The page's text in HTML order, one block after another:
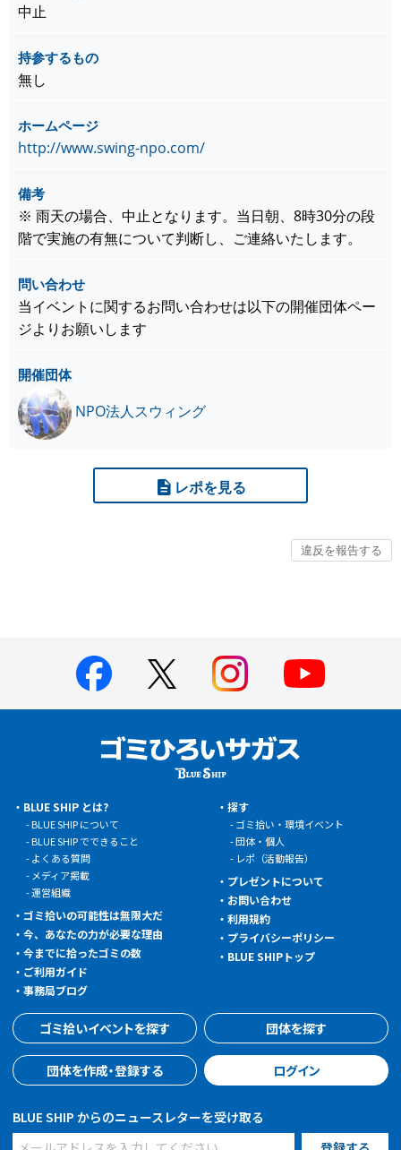
中止
持参するもの
無し
ホームページ
http://www.swing-npo.com/
備考
※ 雨天の場合、中止となります。当日朝、8時30分の段
階で実施の有無について判断し、ご連絡いたします。
問い合わせ
当イベントに関するお問い合わせは以下の開催団体ペー
ジよりお願いします
開催団体
NPO法人スウィング
レポを見る
BLUE SHIP とは?
BLUE SHIP について
BLUE SHIP でできること
よくある質問
メディア掲載
運営組織
ゴミ拾いの可能性は無限大だ
今、あなたの力が必要な理由
今までに拾ったゴミの数
ご利用ガイド
事務局ブログ
探す
ゴミ拾い・環境イベント
団体・個人
レポ（活動報告）
プレゼントについて
お問い合わせ
利用規約
プライバシーポリシー
BLUE SHIPトップ
ゴミ拾いイベントを探す 団体を探す
団体を作成・登録する ログイン
BLUE SHIP からのニュースレターを受け取る